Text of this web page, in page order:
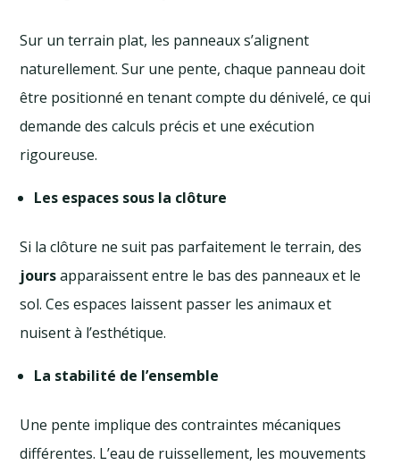
Sur un terrain plat, les panneaux s’alignent
naturellement. Sur une pente, chaque panneau doit
être positionné en tenant compte du dénivelé, ce qui
demande des calculs précis et une exécution
rigoureuse.
Les espaces sous la clôture
Si la clôture ne suit pas parfaitement le terrain, des
joursapparaissent entre le bas des panneaux et le
sol. Ces espaces laissent passer les animaux et
nuisent à l’esthétique.
La stabilité de l’ensemble
Une pente implique des contraintes mécaniques
différentes. L’eau de ruissellement, les mouvements